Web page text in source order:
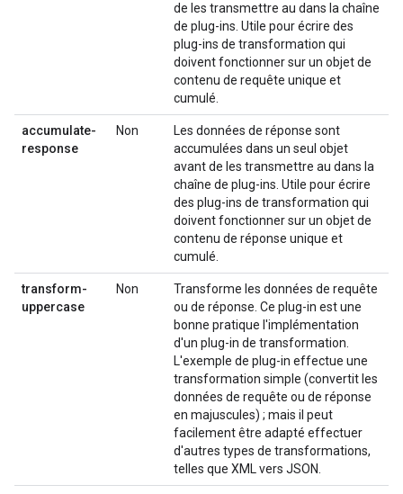
de les transmettre au dans la chaîne
de plug-ins. Utile pour écrire des
plug-ins de transformation qui
doivent fonctionner sur un objet de
contenu de requête unique et
cumulé.
accumulate-
response
Non
Les données de réponse sont
accumulées dans un seul objet
avant de les transmettre au dans la
chaîne de plug-ins. Utile pour écrire
des plug-ins de transformation qui
doivent fonctionner sur un objet de
contenu de réponse unique et
cumulé.
transform-
uppercase
Non
Transforme les données de requête
ou de réponse. Ce plug-in est une
bonne pratique l'implémentation
d'un plug-in de transformation.
L'exemple de plug-in effectue une
transformation simple (convertit les
données de requête ou de réponse
en majuscules) ; mais il peut
facilement être adapté effectuer
d'autres types de transformations,
telles que XML vers JSON.